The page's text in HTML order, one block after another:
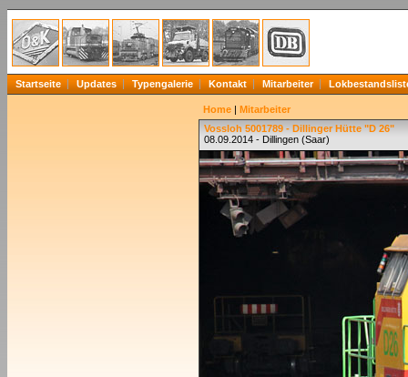
Startseite Updates Typengalerie Kontakt Mitarbeiter
Home | Mitarbeiter
Vossloh 5001789 - Dillinger Hütte "D 26"
08.09.2014 - Dillingen (Saar)